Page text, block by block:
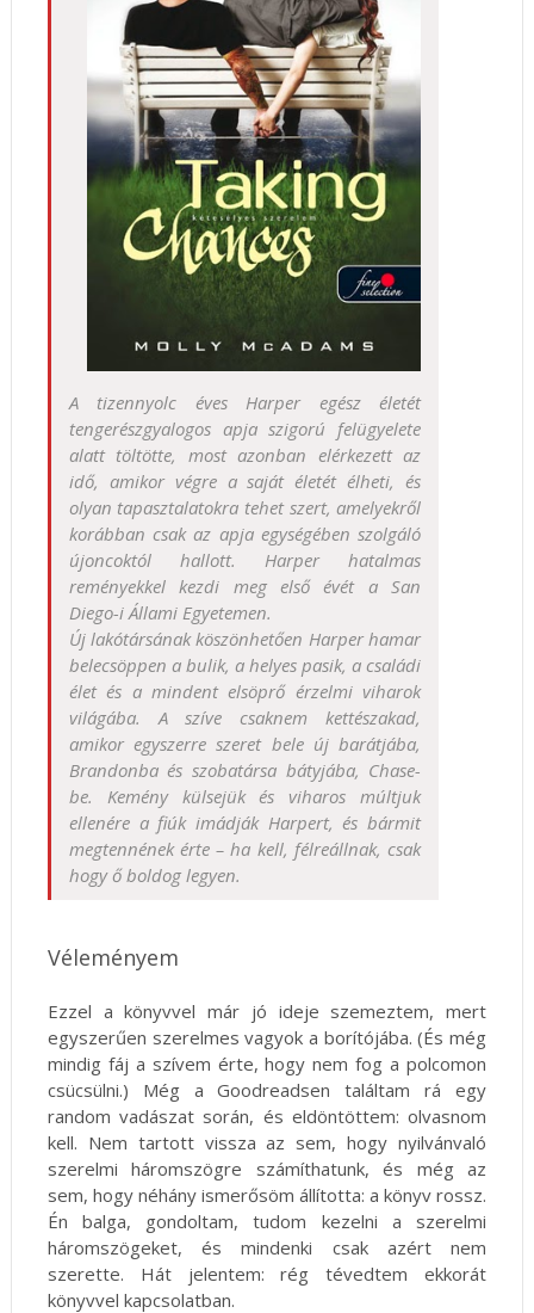
A tizennyolc éves Harper egész életét
tengerészgyalogos apja szigorú felügyelete
alatt töltötte, most azonban elérkezett az
idő, amikor végre a saját életét élheti, és
olyan tapasztalatokra tehet szert, amelyekről
korábban csak az apja egységében szolgáló
újoncoktól hallott. Harper hatalmas
reményekkel kezdi meg első évét a San
Diego-i Állami Egyetemen.
Új lakótársának köszönhetően Harper hamar
belecsöppen a bulik, a helyes pasik, a családi
élet és a mindent elsöprő érzelmi viharok
világába. A szíve csaknem kettészakad,
amikor egyszerre szeret bele új barátjába,
Brandonba és szobatársa bátyjába, Chase-
be. Kemény külsejük és viharos múltjuk
ellenére a fiúk imádják Harpert, és bármit
megtennének érte – ha kell, félreállnak, csak
hogy ő boldog legyen.
Véleményem
Ezzel a könyvvel már jó ideje szemeztem, mert
egyszerűen szerelmes vagyok a borítójába. (És még
mindig fáj a szívem érte, hogy nem fog a polcomon
csücsülni.) Még a Goodreadsen találtam rá egy
random vadászat során, és eldöntöttem: olvasnom
kell. Nem tartott vissza az sem, hogy nyilvánvaló
szerelmi háromszögre számíthatunk, és még az
sem, hogy néhány ismerősöm állította: a könyv rossz.
Én balga, gondoltam, tudom kezelni a szerelmi
háromszögeket, és mindenki csak azért nem
szerette. Hát jelentem: rég tévedtem ekkorát
könyvvel kapcsolatban.